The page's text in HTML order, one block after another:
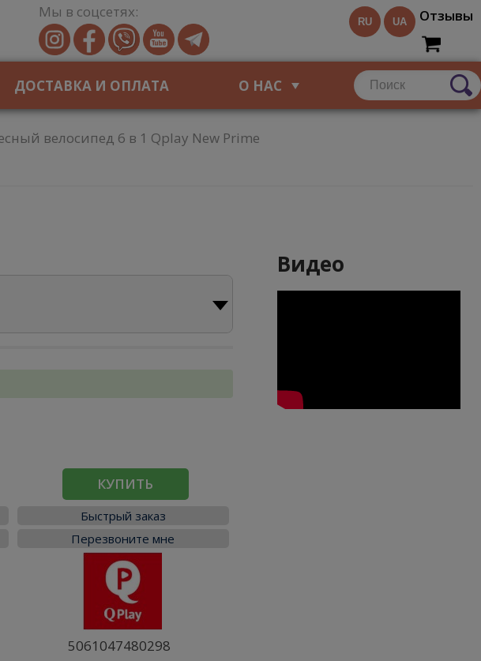
Мы в соцсетях:
RU UA Отзывы
ДОСТАВКА И ОПЛАТА О НАС
велосипед 6 в 1 Qplay New Prime
КУПИТЬ
Быстрый заказ
Перезвоните мне
5061047480298
Видео